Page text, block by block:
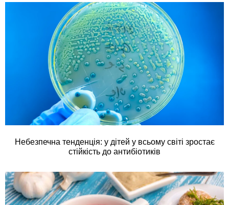
Небезпечна тенденція: у дітей у всьому світі зростає
стійкість до антибіотиків